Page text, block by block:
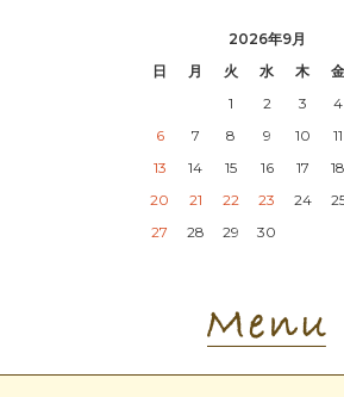
2026年9月
日
月 火 水 木 金
1
2 3 4
6
7 8 9 10 11
13
14 15 16 17 18
20
21 22 23 24
27
28 29 30